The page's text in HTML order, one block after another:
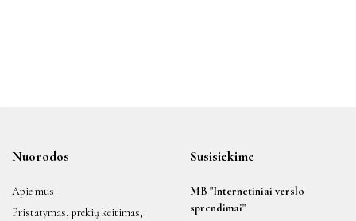
Nuorodos
Apie mus
Pristatymas, prekių keitimas,
Susisiekime
MB "Internetiniai verslo
sprendimai"